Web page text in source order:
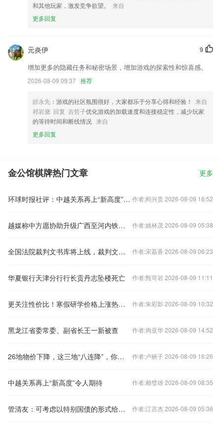
和其他玩家，激发竞争欲望。
来自
更多回复
9
元炎伊
增加更多的隐藏任务和秘密场景，增加游戏的探索性和惊喜感。
2026-08-09 09:37 推荐
邰永先 ：游戏的社区氛围很好，大家都乐于分享心得和经验！
来自
祁岩黛 回复 吉哲子优化游戏的加载速度和连接稳定性，减少玩家
的等待时间和断线情况 来自
更多回复
金公馆棋牌热门文章 更多
环球时报社评：中越关系再上“新高度”令人期待 作者:阎兴贵 2026-08-09 16:52
越媒称中方愿协助升级广西至河内铁路交通，外交部回应 作者:姚林茂 2026-08-09 05:38
全国法院裁判文书库将上线，裁判文书公开何去何从？ 作者:宋荔香 2026-08-09 06:23
华夏银行天津分行行长贡丹志坠楼死亡 作者:甄苛岩 2026-08-09 11:11
更关注性价比！寒假研学价格上涨热度下降 作者:朱彩影 2026-08-09 10:32
黑龙江省委常委、副省长王一新被查 作者:冉亚华 2026-08-09 14:52
26地物价下降，这三地“八连降”，你家呢？ 作者:卢丽子 2026-08-09 16:26
中越关系再上“新高度”令人期待 作者:赖璧雄 2026-08-09 08:35
管清友：可考虑以特别国债的形式给老百姓发现金补贴 作者:江言杰 2026-08-09 05:36